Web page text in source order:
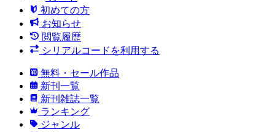
初めての方
お知らせ
閲覧履歴
シリアルコードを利用する
無料・セール作品
新刊一覧
新刊雑誌一覧
ランキング
ジャンル